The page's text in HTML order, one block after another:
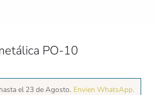
PO-10
el 23 de Agosto. Envien WhatsApp.